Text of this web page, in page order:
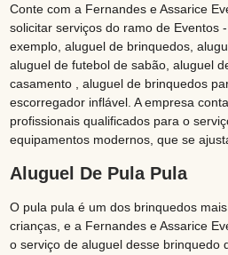
Conte com a Fernandes e Assarice
solicitar serviços do ramo de Eventos
exemplo, aluguel de brinquedos,
aluguel de futebol de sabão, aluguel
casamento , aluguel de brinquedos
escorregador inflável. A empresa
profissionais qualificados para o
equipamentos modernos, que se
Aluguel De Pula Pula
O pula pula é um dos brinquedos
crianças, e a Fernandes e Assarice
o serviço de aluguel desse brinquedo